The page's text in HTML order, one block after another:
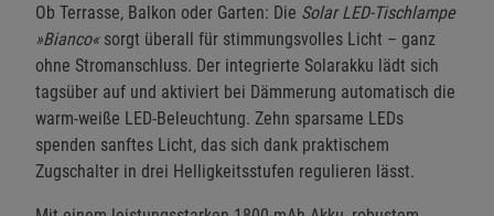
Ob Terrasse, Balkon oder Garten: Die Solar LED-Tischlampe
»Bianco«sorgt überall für stimmungsvolles Licht – ganz
ohne Stromanschluss. Der integrierte Solarakku lädt sich
tagsüber auf und aktiviert bei Dämmerung automatisch die
warm-weiße LED-Beleuchtung. Zehn sparsame LEDs
spenden sanftes Licht, das sich dank praktischem
Zugschalter in drei Helligkeitsstufen regulieren lässt.